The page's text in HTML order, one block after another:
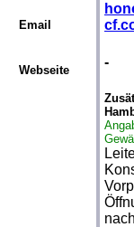
Email
Webseite
-